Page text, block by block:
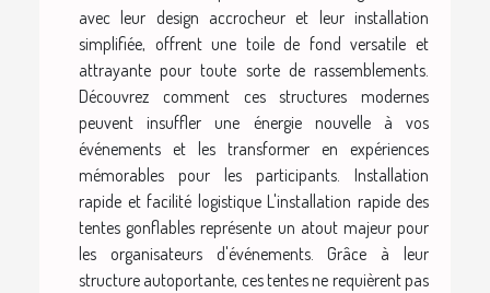
avec leur design accrocheur et leur installation
simplifiée, offrent une toile de fond versatile et
attrayante pour toute sorte de rassemblements.
Découvrez comment ces structures modernes
peuvent insuffler une énergie nouvelle à vos
événements et les transformer en expériences
mémorables pour les participants. Installation
rapide et facilité logistique L'installation rapide des
tentes gonflables représente un atout majeur pour
les organisateurs d'événements. Grâce à leur
structure autoportante, ces tentes ne requièrent pas